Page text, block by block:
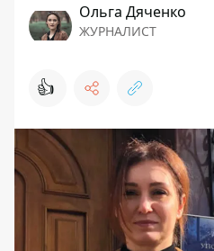
Ольга Дяченко
ЖУРНАЛИСТ
👍